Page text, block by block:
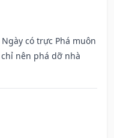
có trực Phá muôn
nên phá dỡ nhà